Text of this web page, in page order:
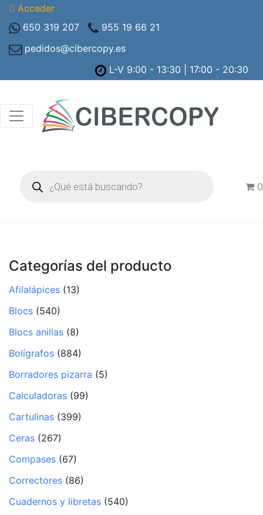
Acceder
650 319 207
955 19 66 21
pedidos@cibercopy.es
L-V 9:00 - 13:30 | 17:00 - 20:30
productos
0
Categorías del producto
Afilalápices (13)
Blocs (540)
Blocs anillas (8)
Bolígrafos (884)
Borradores pizarra (5)
Calculadoras (99)
Cartulinas (399)
Ceras (267)
Compases (67)
Correctores (86)
Cuadernos y libretas (540)